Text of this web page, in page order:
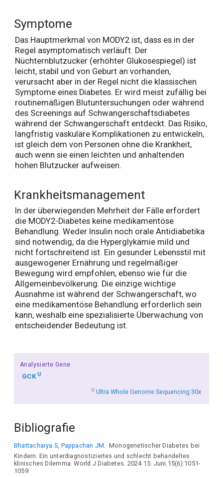
Symptome
Das Hauptmerkmal von MODY2 ist, dass es in der
Regel asymptomatisch verläuft. Der
Nüchternblutzucker (erhöhter Glukosespiegel) ist
leicht, stabil und von Geburt an vorhanden,
verursacht aber in der Regel nicht die klassischen
Symptome eines Diabetes. Er wird meist zufällig bei
routinemäßigen Blutuntersuchungen oder während
des Screenings auf Schwangerschaftsdiabetes
während der Schwangerschaft entdeckt. Das Risiko,
langfristig vaskuläre Komplikationen zu entwickeln,
ist gleich dem von Personen ohne die Krankheit,
auch wenn sie einen leichten und anhaltenden
hohen Blutzucker aufweisen.
Krankheitsmanagement
In der überwiegenden Mehrheit der Fälle erfordert
die MODY2-Diabetes keine medikamentöse
Behandlung. Weder Insulin noch orale Antidiabetika
sind notwendig, da die Hyperglykämie mild und
nicht fortschreitend ist. Ein gesunder Lebensstil mit
ausgewogener Ernährung und regelmäßiger
Bewegung wird empfohlen, ebenso wie für die
Allgemeinbevölkerung. Die einzige wichtige
Ausnahme ist während der Schwangerschaft, wo
eine medikamentöse Behandlung erforderlich sein
kann, weshalb eine spezialisierte Überwachung von
entscheidender Bedeutung ist.
Analysierte Gene
GCK U
U Ultra Whole Genome Sequencing 30x
Bibliografie
Bhattacharya S, Pappachan JM. Monogenetischer Diabetes bei
Kindern: Ein unterdiagnostiziertes und schlecht behandeltes
klinisches Dilemma. World J Diabetes. 2024 15. Juni.15(6):1051-
1059.